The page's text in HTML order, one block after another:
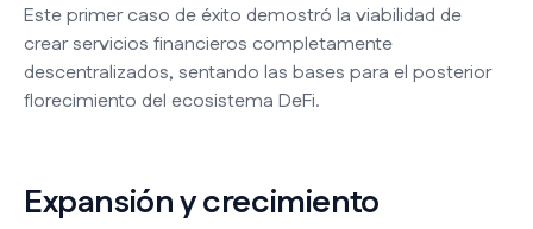
Este primer caso de éxito demostró la viabilidad de
crear servicios financieros completamente
descentralizados, sentando las bases para el posterior
florecimiento del ecosistema DeFi.
Expansión y crecimiento